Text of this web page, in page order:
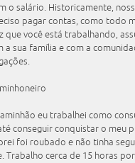
o salário. Historicamente,
pagar contas, como todo
que você está trabalhando,
a sua família e com a
eu trabalhei como
conseguir conquistar o meu
foi roubado e não tinha
Trabalho cerca de 15 horas